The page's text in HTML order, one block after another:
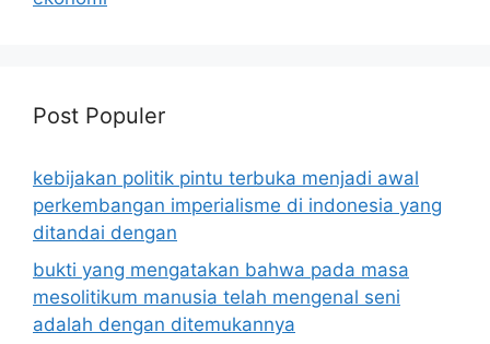
Post Populer
kebijakan politik pintu terbuka menjadi awal
perkembangan imperialisme di indonesia yang
ditandai dengan
bukti yang mengatakan bahwa pada masa
mesolitikum manusia telah mengenal seni
adalah dengan ditemukannya